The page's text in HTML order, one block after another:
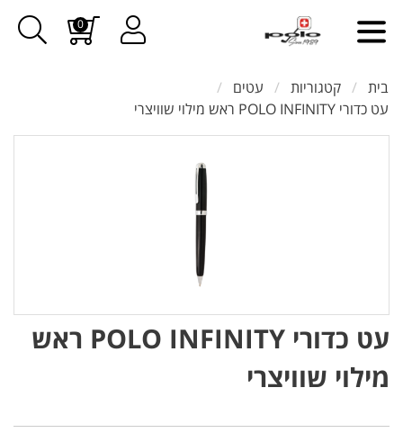
0
בית קטגוריות
עטים
עט כדורי POLO INFINITY ראש מילוי שוויצרי
עט כדורי POLO INFINITY ראש
מילוי שוויצרי